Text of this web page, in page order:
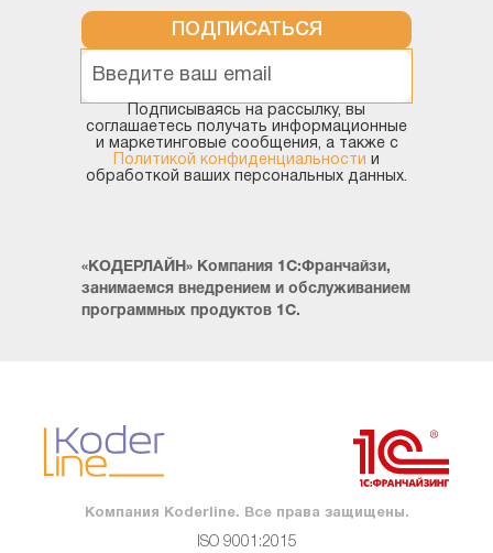
резервы. Также отчет показывает Свободные остатки
товара. Свободные остатки – это остатки минус
резервы. Резервы используются для резервирования
товаров под клиента, под перемещение, производство и
т.п. Наиболее часто резервирование используется в
Остатки товаров на складах
ПОДПИСАТЬСЯ
Подписываясь на рассылку, вы
соглашаетесь получать информационные
и маркетинговые сообщения, а также с
Политикой конфиденциальности и
обработкой ваших персональных данных.
«КОДЕРЛАЙН» Компания 1С:Франчайзи,
занимаемся внедрением и обслуживанием
программных продуктов 1С.
Компания Koderline. Все права защищены.
ISO 9001:2015